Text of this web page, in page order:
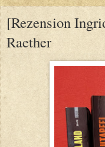
[Rezension
Raether